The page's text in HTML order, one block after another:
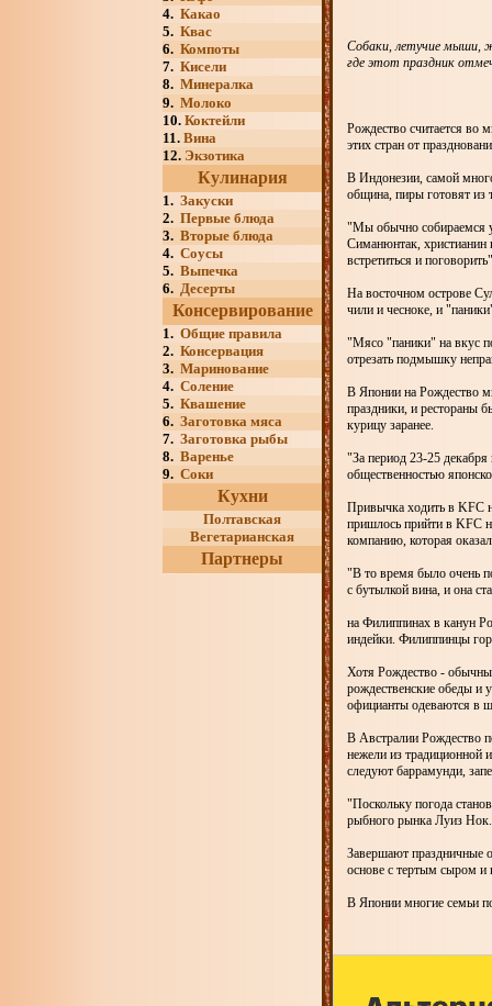
4. Какао
5. Квас
6. Компоты
7. Кисели
8. Минералка
9. Молоко
10. Коктейли
11. Вина
12. Экзотика
Кулинария
1. Закуски
2. Первые блюда
3. Вторые блюда
4. Соусы
5. Выпечка
6. Десерты
Консервирование
1. Общие правила
2. Консервация
3. Маринование
4. Соление
5. Квашение
6. Заготовка мяса
7. Заготовка рыбы
8. Варенье
9. Соки
Кухни
Полтавская
Вегетарианская
Партнеры
Собаки, летучие мыши,
где этот праздник
Рождество считается во
этих стран от
В Индонезии, самой
община, пиры готовят из
"Мы обычно собираемся
Симанюнтак,
встретиться и
На восточном острове
чили и чесноке, и
"Мясо "паники" на вкус
отрезать подмышку
В Японии на Рождество
праздники, и рестораны
курицу заранее.
"За период 23-25
общественностью
Привычка ходить в KFC
пришлось прийти в KFC
компанию, которая
"В то время было очень
с бутылкой вина, и она
на Филиппинах в канун
индейки. Филиппинцы
Хотя Рождество -
рождественские обеды и
официанты одеваются в
В Австралии Рождество
нежели из традиционной
следуют баррамунди,
"Поскольку погода
рыбного рынка Луиз Нок.
Завершают праздничные
основе с тертым сыром и
В Японии многие семьи